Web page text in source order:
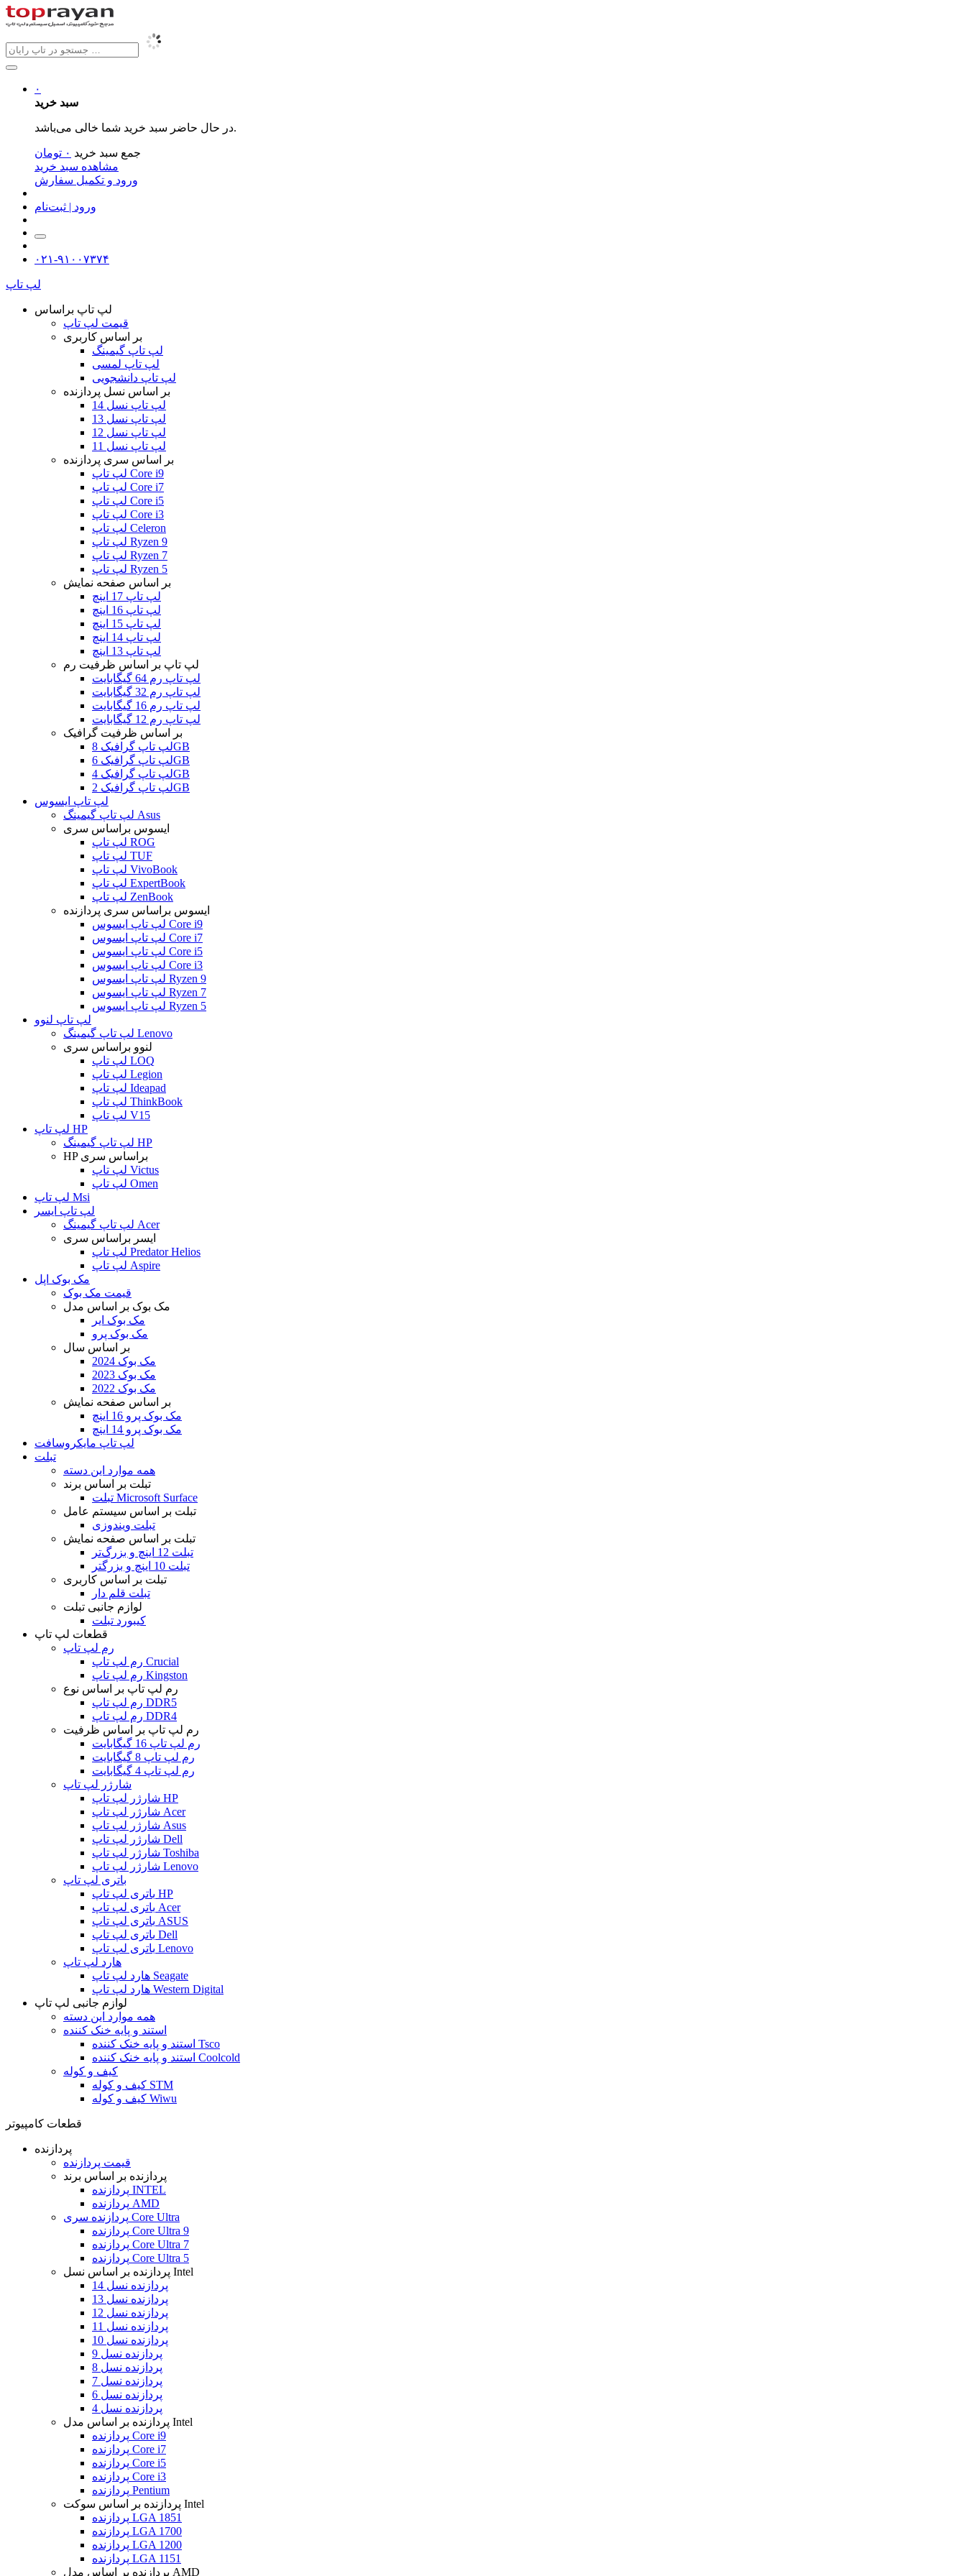
۰
سبد خرید
در حال حاضر سبد خرید شما خالی می‌باشد.
جمع سبد خرید ۰ تومان
مشاهده سبد خرید
ورود و تکمیل سفارش
ورود | ثبت‌نام
۰۲۱-۹۱۰۰۷۳۷۴
لپ تاپ
لپ تاپ براساس
قیمت لپ تاپ
بر اساس کاربری
لپ تاپ گیمینگ
لپ تاپ لمسی
لپ تاپ دانشجویی
بر اساس نسل پردازنده
لپ تاپ نسل 14
لپ تاپ نسل 13
لپ تاپ نسل 12
لپ تاپ نسل 11
بر اساس سری پردازنده
لپ تاپ Core i9
لپ تاپ Core i7
لپ تاپ Core i5
لپ تاپ Core i3
لپ تاپ Celeron
لپ تاپ Ryzen 9
لپ تاپ Ryzen 7
لپ تاپ Ryzen 5
بر اساس صفحه نمایش
لپ تاپ 17 اینچ
لپ تاپ 16 اینچ
لپ تاپ 15 اینچ
لپ تاپ 14 اینچ
لپ تاپ 13 اینچ
لپ تاپ بر اساس ظرفیت رم
لپ تاپ رم 64 گیگابایت
لپ تاپ رم 32 گیگابایت
لپ تاپ رم 16 گیگابایت
لپ تاپ رم 12 گیگابایت
بر اساس ظرفیت گرافیک
لپ تاپ گرافیک 8GB
لپ تاپ گرافیک 6GB
لپ تاپ گرافیک 4GB
لپ تاپ گرافیک 2GB
لپ تاپ ایسوس
لپ تاپ گیمینگ Asus
ایسوس براساس سری
لپ تاپ ROG
لپ تاپ TUF
لپ تاپ VivoBook
لپ تاپ ExpertBook
لپ تاپ ZenBook
ایسوس براساس سری پردازنده
لپ تاپ ایسوس Core i9
لپ تاپ ایسوس Core i7
لپ تاپ ایسوس Core i5
لپ تاپ ایسوس Core i3
لپ تاپ ایسوس Ryzen 9
لپ تاپ ایسوس Ryzen 7
لپ تاپ ایسوس Ryzen 5
لپ تاپ لنوو
لپ تاپ گیمینگ Lenovo
لنوو براساس سری
لپ تاپ LOQ
لپ تاپ Legion
لپ تاپ Ideapad
لپ تاپ ThinkBook
لپ تاپ V15
لپ تاپ HP
لپ تاپ گیمینگ HP
HP براساس سری
لپ تاپ Victus
لپ تاپ Omen
لپ تاپ Msi
لپ تاپ ایسر
لپ تاپ گیمینگ Acer
ایسر براساس سری
لپ تاپ Predator Helios
لپ تاپ Aspire
مک بوک اپل
قیمت مک بوک
مک بوک بر اساس مدل
مک بوک ایر
مک بوک پرو
بر اساس سال
مک بوک 2024
مک بوک 2023
مک بوک 2022
بر اساس صفحه نمایش
مک بوک پرو 16 اینچ
مک بوک پرو 14 اینچ
لپ تاپ مایکروسافت
تبلت
همه موارد این دسته
تبلت بر اساس برند
تبلت Microsoft Surface
تبلت بر اساس سیستم عامل
تبلت ویندوزی
تبلت بر اساس صفحه نمایش
تبلت 12 اینچ و بزرگ‌تر
تبلت 10 اینچ و بزرگتر
تبلت بر اساس کاربری
تبلت قلم دار
لوازم جانبی تبلت
کیبورد تبلت
قطعات لپ تاپ
رم لپ تاپ
رم لپ تاپ Crucial
رم لپ تاپ Kingston
رم لپ تاپ بر اساس نوع
رم لپ تاپ DDR5
رم لپ تاپ DDR4
رم لپ تاپ بر اساس ظرفیت
رم لپ تاپ 16 گیگابایت
رم لپ تاپ 8 گیگابایت
رم لپ تاپ 4 گیگابایت
شارژر لپ تاپ
شارژر لپ تاپ HP
شارژر لپ تاپ Acer
شارژر لپ تاپ Asus
شارژر لپ تاپ Dell
شارژر لپ تاپ Toshiba
شارژر لپ تاپ Lenovo
باتری لپ تاپ
باتری لپ تاپ HP
باتری لپ تاپ Acer
باتری لپ تاپ ASUS
باتری لپ تاپ Dell
باتری لپ تاپ Lenovo
هارد لپ تاپ
هارد لپ تاپ Seagate
هارد لپ تاپ Western Digital
لوازم جانبی لپ تاپ
همه موارد این دسته
استند و پایه خنک کننده
استند و پایه خنک کننده Tsco
استند و پایه خنک کننده Coolcold
کیف و کوله
کیف و کوله STM
کیف و کوله Wiwu
قطعات کامپیوتر
پردازنده
قیمت پردازنده
پردازنده بر اساس برند
پردازنده INTEL
پردازنده AMD
پردازنده سری Core Ultra
پردازنده Core Ultra 9
پردازنده Core Ultra 7
پردازنده Core Ultra 5
پردازنده بر اساس نسل Intel
پردازنده نسل 14
پردازنده نسل 13
پردازنده نسل 12
پردازنده نسل 11
پردازنده نسل 10
پردازنده نسل 9
پردازنده نسل 8
پردازنده نسل 7
پردازنده نسل 6
پردازنده نسل 4
پردازنده بر اساس مدل Intel
پردازنده Core i9
پردازنده Core i7
پردازنده Core i5
پردازنده Core i3
پردازنده Pentium
پردازنده بر اساس سوکت Intel
پردازنده LGA 1851
پردازنده LGA 1700
پردازنده LGA 1200
پردازنده LGA 1151
پردازنده بر اساس مدل AMD